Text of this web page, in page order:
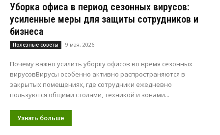
Уборка офиса в период сезонных вирусов:
усиленные меры для защиты сотрудников и
бизнеса
Полезные советы 9 мая, 2026
Почему важно усилить уборку офисов во время сезонных
вирусовВирусы особенно активно распространяются в
закрытых помещениях, где сотрудники ежедневно
пользуются общими столами, техникой и зонами...
Узнать больше